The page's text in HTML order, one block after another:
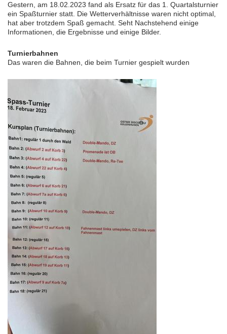
Gestern, am 18.02.2023 fand als Ersatz für das 1. Quartalsturnier
ein Spaßturnier statt. Die Wetterverhältnisse waren nicht optimal,
hat aber trotzdem Spaß gemacht. Seht Nachstehend einige
Informationen, die Ergebnisse und einige Bilder.
Turnierbahnen
Das waren die Bahnen, die beim Turnier gespielt wurden